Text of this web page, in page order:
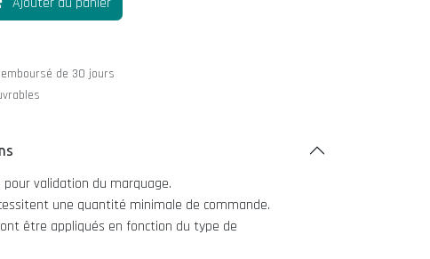
de 30 jours
validation du marquage.
une quantité minimale de commande.
être appliqués en fonction du type de